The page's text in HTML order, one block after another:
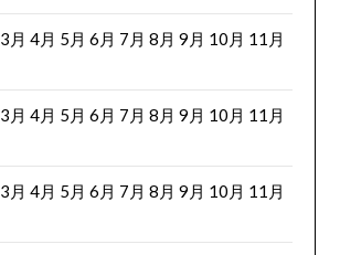
3月 4月 5月 6月 7月 8月 9月 10月 11月
3月 4月 5月 6月 7月 8月 9月 10月 11月
3月 4月 5月 6月 7月 8月 9月 10月 11月